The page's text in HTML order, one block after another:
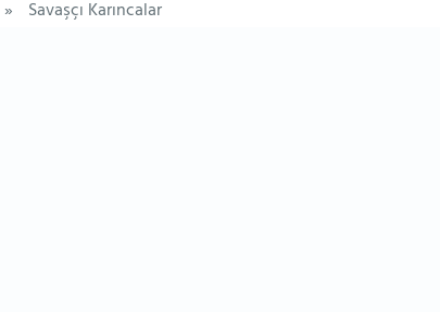
» Savaşçı Karıncalar